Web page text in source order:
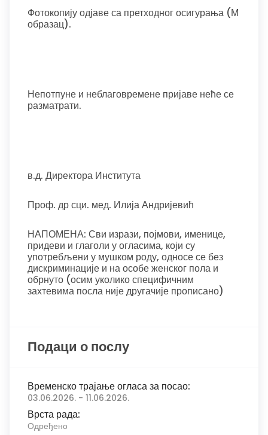
Фотокопију одјаве са претходног осигурања (М
образац).
Непотпуне и неблаговремене пријаве неће се
разматрати.
в.д. Директора Института
Проф. др сци. мед. Илија Андријевић
НАПОМЕНА: Сви изрази, појмови, именице,
придеви и глаголи у огласима, који су
употребљени у мушком роду, односе се без
дискриминације и на особе женског пола и
обрнуто (осим уколико специфичним
захтевима посла није другачије прописано)
Подаци о послу
Временско трајање огласа за посао:
03.06.2026. - 11.06.2026.
Врста рада:
Одређено